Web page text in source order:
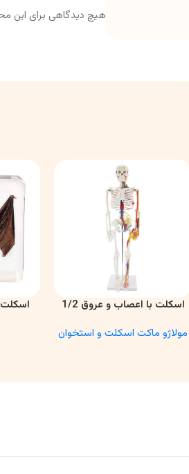
هیچ دیدگاهی برای
اطلاعات بیشتر
اسکلت با اعصاب و عروق 1/2
مولاژو ماکت اسکلت و استخوان
اطلاعات
اسکلت